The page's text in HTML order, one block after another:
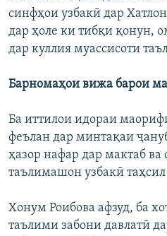
синфҳои узбакӣ дар
дар ҳоле ки тибқи қонун,
дар куллия муассисоти
Барномаҳои вижа барои
Ба иттилои идораи
феълан дар минтақаи
ҳазор нафар дар мактаб
таълимашон узбакӣ
Хонум Роибова афзуд, ба
таълими забони давлатӣ